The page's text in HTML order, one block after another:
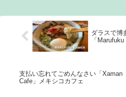
に怪しい感じです(笑)これ画像の
彩度あげて明るくしています
が、実際にはか
ダラスで博
「Marufuku
支払い忘れてごめんなさい「Xaman
Cafe」メキシコカフェ